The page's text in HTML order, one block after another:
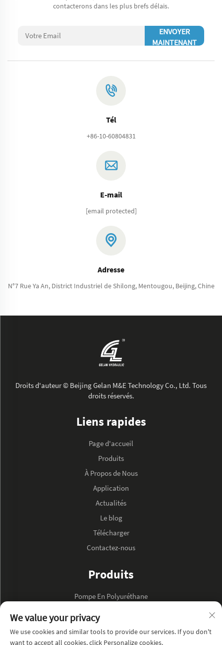
contacterons dans les plus brefs délais.
ENVOYER
MAINTENANT
Tél
+86-10-60804831
E-mail
[email protected]
Adresse
N°7 Rue Ya An, District Industriel de Shilong, Mentougou, Beijing, Chine
Droits d'auteur © Beijing Gelan M&E Technology Co., Ltd. Tous
droits réservés.
Liens rapides
Page d'accueil
Produits
À Propos de Nous
Application
Actualités
Le blog
Télécharger
Contactez-nous
Produits
Pompe En Polyuréthane
À PROPOS DE L'ENTREPRISE
We value your privacy
We use cookies and similar tools to provide our services. If you don't
want to accept all cookies, click Personalize cookies.